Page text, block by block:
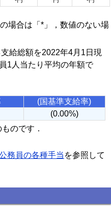
場合は「*」，数値のない場
給総額を2022年4月1日現
1人当たり平均の年額で
(国基準支給率)
(0.00%)
のです．
務員の各種手当 を参照して